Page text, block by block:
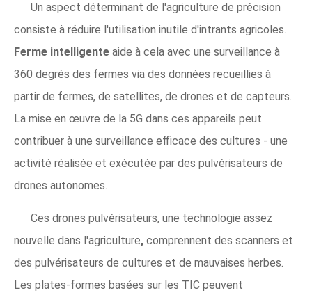
Un aspect déterminant de l'agriculture de précision
consiste à réduire l'utilisation inutile d'intrants agricoles.
Ferme intelligente aide à cela avec une surveillance à
360 degrés des fermes via des données recueillies à
partir de fermes, de satellites, de drones et de capteurs.
La mise en œuvre de la 5G dans ces appareils peut
contribuer à une surveillance efficace des cultures - une
activité réalisée et exécutée par des pulvérisateurs de
drones autonomes.
Ces drones pulvérisateurs, une technologie assez
nouvelle dans l'agriculture, comprennent des scanners et
des pulvérisateurs de cultures et de mauvaises herbes.
Les plates-formes basées sur les TIC peuvent